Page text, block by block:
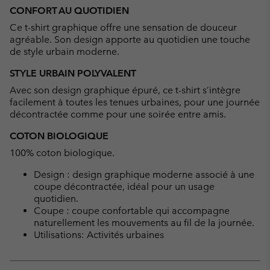
CONFORT AU QUOTIDIEN
Ce t-shirt graphique offre une sensation de douceur
agréable. Son design apporte au quotidien une touche
de style urbain moderne.
STYLE URBAIN POLYVALENT
Avec son design graphique épuré, ce t-shirt s’intègre
facilement à toutes les tenues urbaines, pour une journée
décontractée comme pour une soirée entre amis.
COTON BIOLOGIQUE
100% coton biologique.
Design : design graphique moderne associé à une
coupe décontractée, idéal pour un usage
quotidien.
Coupe : coupe confortable qui accompagne
naturellement les mouvements au fil de la journée.
Utilisations: Activités urbaines